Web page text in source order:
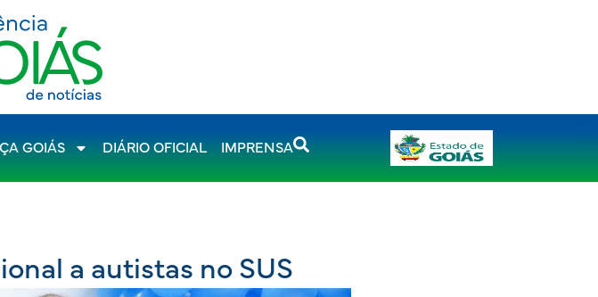
GOIÁS DIÁRIO OFICIAL IMPRENSA
a autistas no SUS